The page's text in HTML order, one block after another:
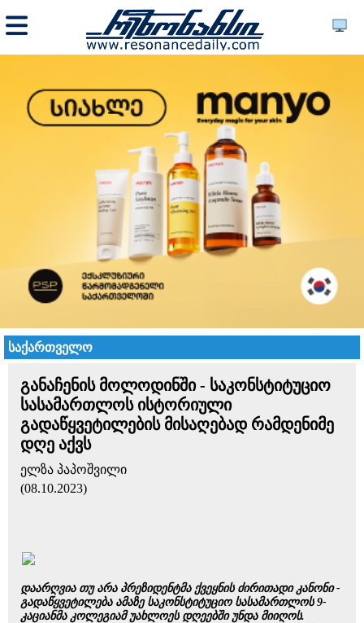
საქართველო
განაჩენის მოლოდინში - საკონსტიტუციო
სასამართლოს ისტორიული
გადაწყვეტილების მისაღებად რამდენიმე
დღე აქვს
ელზა პაპოშვილი
(08.10.2023)
დაარღვია თუ არა პრეზიდენტმა ქვეყნის ძირითადი კანონი -
გადაწყვეტილება ამაზე საკონსტიტუციო სასამართლოს 9-
კაციანმა კოლეგიამ უახლოეს დღეებში უნდა მიიღოს.